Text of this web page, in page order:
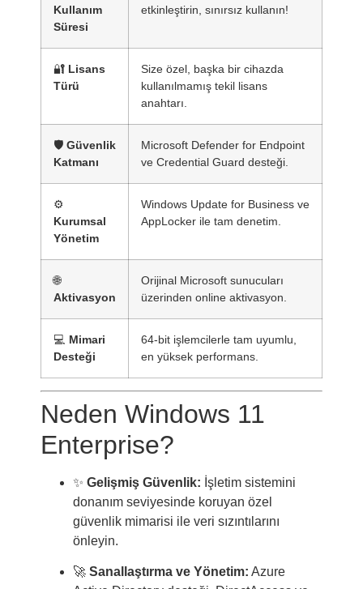
Kullanım
Süresi
etkinleştirin, sınırsız kullanın!
🔐 Lisans
Türü
Size özel, başka bir cihazda
kullanılmamış tekil lisans
anahtarı.
🛡️ Güvenlik
Katmanı
Microsoft Defender for Endpoint
ve Credential Guard desteği.
⚙️
Kurumsal
Yönetim
Windows Update for Business ve
AppLocker ile tam denetim.
🌐
Aktivasyon
Orijinal Microsoft sunucuları
üzerinden online aktivasyon.
💻 Mimari
Desteği
64-bit işlemcilerle tam uyumlu,
en yüksek performans.
Neden Windows 11
Enterprise?
✨ Gelişmiş Güvenlik: İşletim sistemini
donanım seviyesinde koruyan özel
güvenlik mimarisi ile veri sızıntılarını
önleyin.
🚀 Sanallaştırma ve Yönetim: Azure